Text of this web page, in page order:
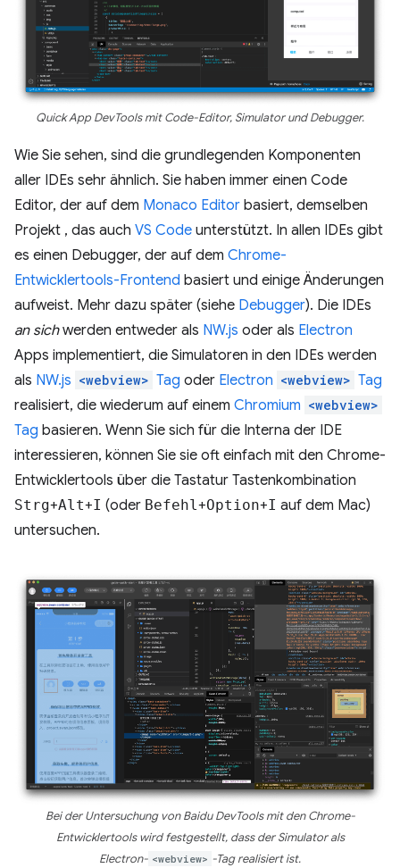
Quick App DevTools mit Code-Editor, Simulator und Debugger.
Wie Sie sehen, sind die grundlegenden Komponenten
aller IDEs sehr ähnlich. Sie haben immer einen Code
Editor, der auf dem Monaco Editor basiert, demselben
Projekt , das auch VS Code unterstützt. In allen IDEs gibt
es einen Debugger, der auf dem Chrome-
Entwicklertools-Frontend basiert und einige Änderungen
aufweist. Mehr dazu später (siehe Debugger). Die IDEs
an sichwerden entweder als NW.js oder als Electron
Apps implementiert, die Simulatoren in den IDEs werden
als NW.js <webview> Tag oder Electron <webview> Tag
realisiert, die wiederum auf einem Chromium <webview>
Tag basieren. Wenn Sie sich für die Interna der IDE
interessieren, können Sie sie oft einfach mit den Chrome-
Entwicklertools über die Tastatur Tastenkombination
Strg+Alt+I (oder Befehl+Option+I auf dem Mac)
untersuchen.
Bei der Untersuchung von Baidu DevTools mit den Chrome-
Entwicklertools wird festgestellt, dass der Simulator als
Electron- <webview> -Tag realisiert ist.